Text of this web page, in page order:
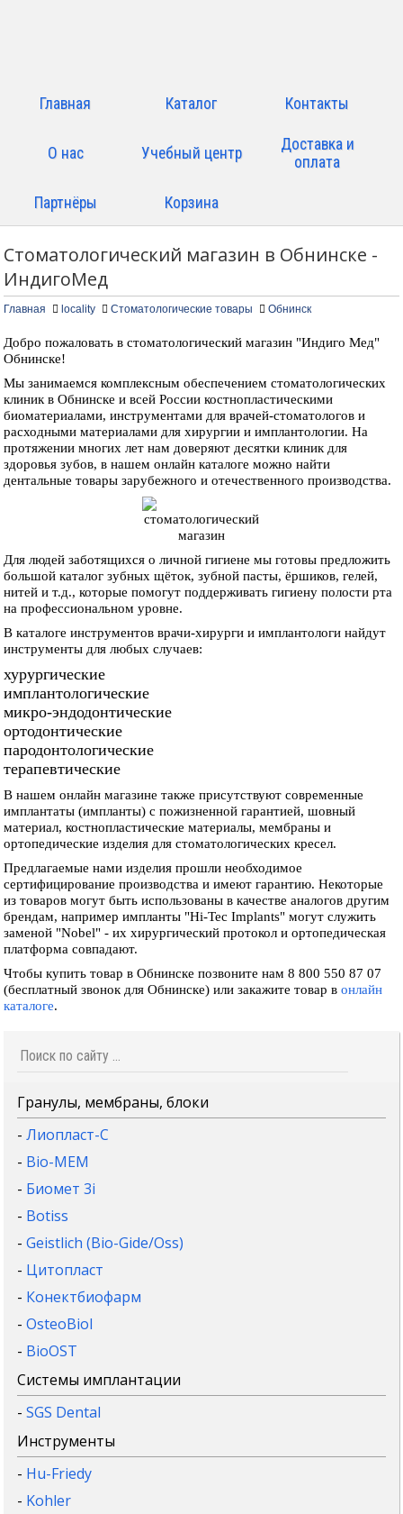
Главная Каталог Контакты
О нас Учебный центр
Доставка и
оплата
Партнёры Корзина
Стоматологический магазин в Обнинске -
ИндигоМед
Главная locality Стоматологические товары Обнинск
Добро пожаловать в стоматологический магазин "Индиго Мед"
Обнинске!
Мы занимаемся комплексным обеспечением стоматологических
клиник в Обнинске и всей России костнопластическими
биоматериалами, инструментами для врачей-стоматологов и
расходными материалами для хирургии и имплантологии. На
протяжении многих лет нам доверяют десятки клиник для
здоровья зубов, в нашем онлайн каталоге можно найти
дентальные товары зарубежного и отечественного производства.
Для людей заботящихся о личной гигиене мы готовы предложить
большой каталог зубных щёток, зубной пасты, ёршиков, гелей,
нитей и т.д., которые помогут поддерживать гигиену полости рта
на профессиональном уровне.
В каталоге инструментов врачи-хирурги и имплантологи найдут
инструменты для любых случаев:
хурургические
имплантологические
микро-эндодонтические
ортодонтические
пародонтологические
терапевтические
В нашем онлайн магазине также присутствуют современные
имплантаты (импланты) с пожизненной гарантией, шовный
материал, костнопластические материалы, мембраны и
ортопедические изделия для стоматологических кресел.
Предлагаемые нами изделия прошли необходимое
сертифицирование производства и имеют гарантию. Некоторые
из товаров могут быть использованы в качестве аналогов другим
брендам, например импланты "Hi-Tec Implants" могут служить
заменой "Nobel" - их хирургический протокол и ортопедическая
платформа совпадают.
Чтобы купить товар в Обнинске позвоните нам 8 800 550 87 07
(бесплатный звонок для Обнинске) или закажите товар вонлайн
каталоге.
Гранулы, мембраны, блоки
-Лиопласт-С
- Bio-MEM
- Биомет 3i
- Botiss
-Geistlich (Bio-Gide/Oss)
- Цитопласт
- Конектбиофарм
-OsteoBiol
- BioOST
Системы имплантации
-SGS Dental
Инструменты
- Hu-Friedy
- Kohler